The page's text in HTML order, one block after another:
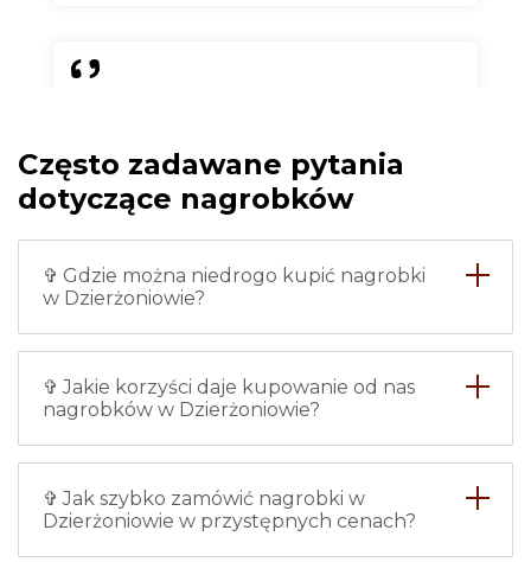
zamówiłam nagrobek w
Dzierżoniowie ze zdjęciem.
Wszystko zostało zrobione
bardzo dokładnie i na czas, nie
mam żadnych zarzutów.
Instalację również wykonywali
profesjonaliści, więc śmiało
polecam.
Maria
Często zadawane pytania
dotyczące nagrobków
✞ Gdzie można niedrogo kupić nagrobki
w Dzierżoniowie?
✞ Jakie korzyści daje kupowanie od nas
nagrobków w Dzierżoniowie?
✞ Jak szybko zamówić nagrobki w
Dzierżoniowie w przystępnych cenach?